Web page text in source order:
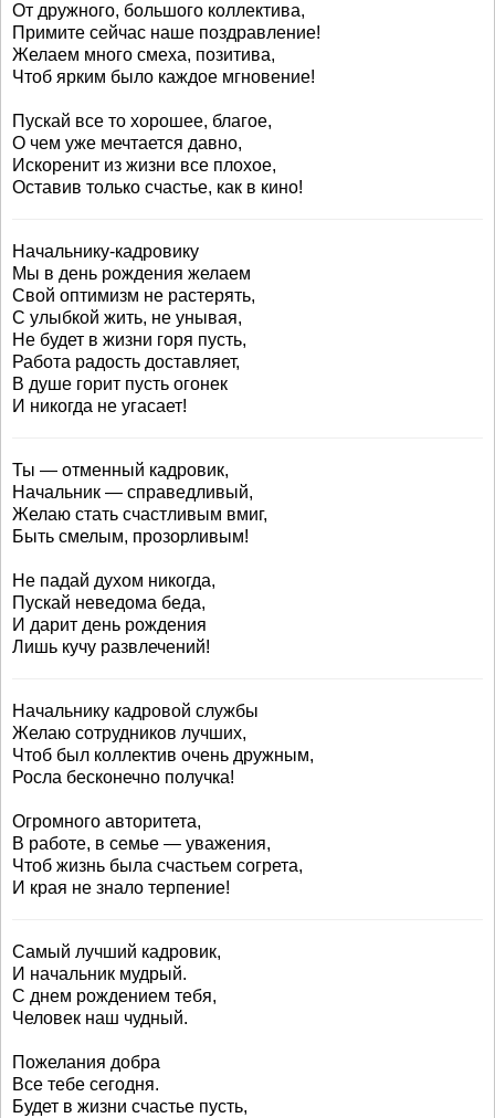
От дружного, большого коллектива,
Примите сейчас наше поздравление!
Желаем много смеха, позитива,
Чтоб ярким было каждое мгновение!
Пускай все то хорошее, благое,
О чем уже мечтается давно,
Искоренит из жизни все плохое,
Оставив только счастье, как в кино!
Начальнику-кадровику
Мы в день рождения желаем
Свой оптимизм не растерять,
С улыбкой жить, не унывая,
Не будет в жизни горя пусть,
Работа радость доставляет,
В душе горит пусть огонек
И никогда не угасает!
Ты — отменный кадровик,
Начальник — справедливый,
Желаю стать счастливым вмиг,
Быть смелым, прозорливым!
Не падай духом никогда,
Пускай неведома беда,
И дарит день рождения
Лишь кучу развлечений!
Начальнику кадровой службы
Желаю сотрудников лучших,
Чтоб был коллектив очень дружным,
Росла бесконечно получка!
Огромного авторитета,
В работе, в семье — уважения,
Чтоб жизнь была счастьем согрета,
И края не знало терпение!
Самый лучший кадровик,
И начальник мудрый.
С днем рождением тебя,
Человек наш чудный.
Пожелания добра
Все тебе сегодня.
Будет в жизни счастье пусть,